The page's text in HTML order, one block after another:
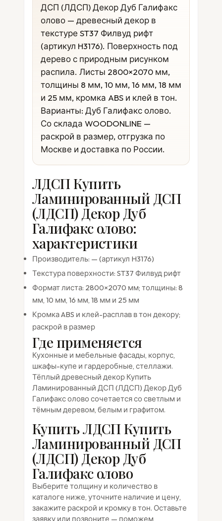
ДСП (ЛДСП) Декор Дуб Галифакс
олово — древесный декор в
текстуре ST37 Филвуд рифт
(артикул H3176). Поверхность под
дерево с природным рисунком
распила. Листы 2800×2070 мм,
толщины 8 мм, 10 мм, 16 мм, 18 мм
и 25 мм, кромка ABS и клей в тон.
Варианты: Дуб Галифакс олово.
Со склада WOODONLINE —
раскрой в размер, отгрузка по
Москве и доставка по России.
ЛДСП Купить
Ламинированный ДСП
(ЛДСП) Декор Дуб
Галифакс олово:
характеристики
Производитель: — (артикул H3176)
Текстура поверхности: ST37 Филвуд рифт
Формат листа: 2800×2070 мм; толщины: 8
мм, 10 мм, 16 мм, 18 мм и 25 мм
Кромка ABS и клей-расплав в тон декору;
раскрой в размер
Где применяется
Кухонные и мебельные фасады, корпус,
шкафы-купе и гардеробные, стеллажи.
Тёплый древесный декор Купить
Ламинированный ДСП (ЛДСП) Декор Дуб
Галифакс олово сочетается со светлым и
тёмным деревом, белым и графитом.
Купить ЛДСП Купить
Ламинированный ДСП
(ЛДСП) Декор Дуб
Галифакс олово
Выберите толщину и количество в
каталоге ниже, уточните наличие и цену,
закажите раскрой и кромку в тон. Оставьте
заявку или позвоните — поможем